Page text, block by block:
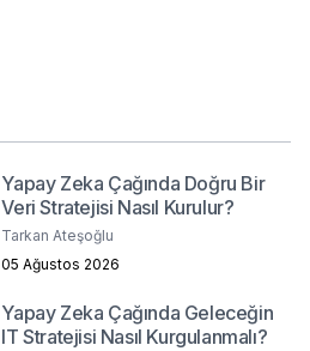
Yapay Zeka Çağında Doğru Bir
Veri Stratejisi Nasıl Kurulur?
Tarkan Ateşoğlu
05 Ağustos 2026
Yapay Zeka Çağında Geleceğin
IT Stratejisi Nasıl Kurgulanmalı?